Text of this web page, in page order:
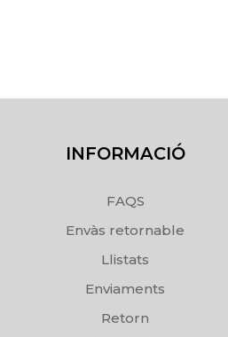
INFORMACIÓ
FAQS
Envàs retornable
Llistats
Enviaments
Retorn